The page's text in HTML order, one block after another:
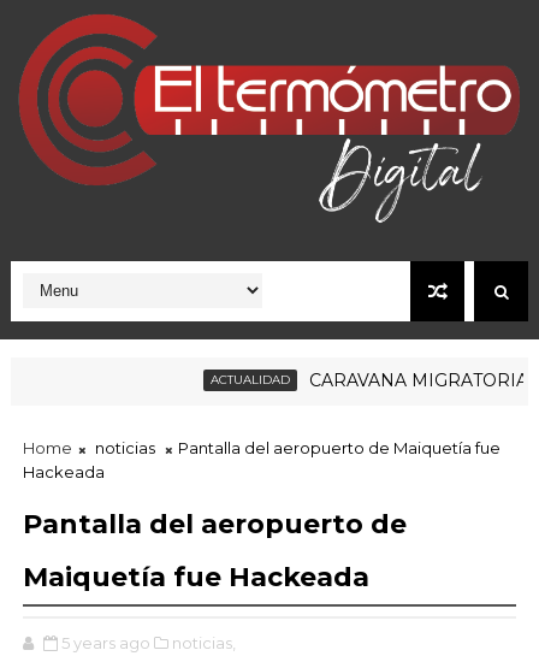
ACTUALIDAD CARAVANA MIGRATORIA
Home noticias
Pantalla del aeropuerto de Maiquetía fue
Hackeada
Pantalla del aeropuerto de
Maiquetía fue Hackeada
5 years ago noticias,